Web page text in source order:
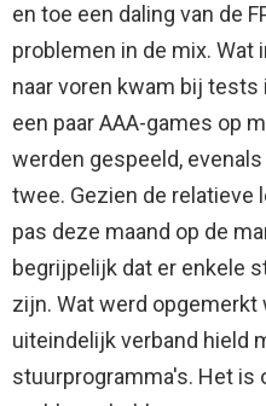
en toe een daling van de
problemen in de mix. Wat
naar voren kwam bij
een paar AAA-games op
werden gespeeld,
twee. Gezien de relatieve
pas deze maand op de
begrijpelijk dat er enkele
zijn. Wat werd opgemerkt
uiteindelijk verband hield
stuurprogramma's. Het is